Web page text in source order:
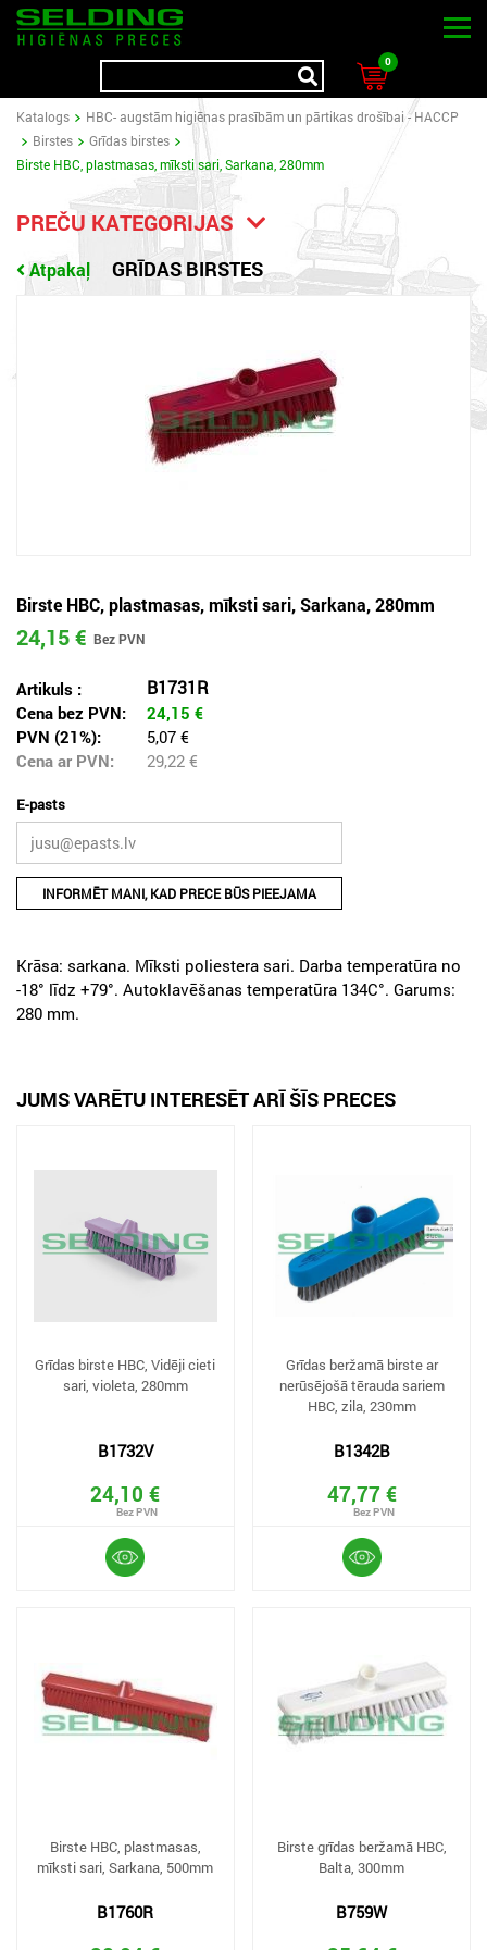
0
Katalogs
HBC- augstām higiēnas prasībām un pārtikas drošībai - HACCP
Birstes
Grīdas birstes
Birste HBC, plastmasas, mīksti sari, Sarkana, 280mm
PREČU KATEGORIJAS
Atpakaļ GRĪDAS BIRSTES
Birste HBC, plastmasas, mīksti sari, Sarkana, 280mm
24,15 €
Artikuls : B1731R
Cena bez PVN: 24,15 €
PVN (21%):
5,07 €
Cena ar PVN:
29,22 €
E-pasts
INFORMĒT MANI, KAD PRECE BŪS PIEEJAMA
Krāsa: sarkana. Mīksti poliestera sari. Darba temperatūra no
-18° līdz +79°. Autoklavēšanas temperatūra 134C°. Garums:
280 mm.
JUMS VARĒTU INTERESĒT ARĪ ŠĪS PRECES
Grīdas birste HBC, Vidēji cieti
sari, violeta, 280mm
B1732V
24,10 €
Grīdas beržamā birste ar
nerūsējošā tērauda sariem
HBC, zila, 230mm
B1342B
47,77 €
Birste HBC, plastmasas,
mīksti sari, Sarkana, 500mm
B1760R
Birste grīdas beržamā HBC,
Balta, 300mm
B759W